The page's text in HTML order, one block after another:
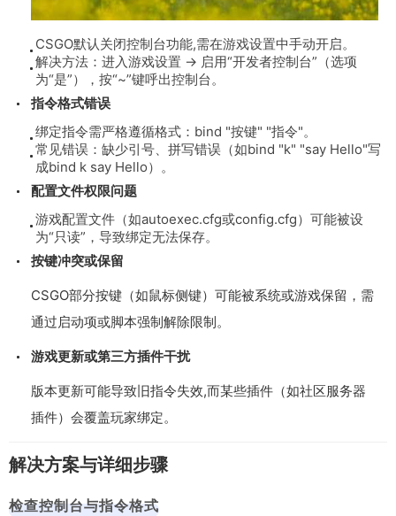
CSGO默认关闭控制台功能,需在游戏设置中手动开启。
解决方法：进入游戏设置 → 启用“开发者控制台”（选项
为“是”），按“~”键呼出控制台。
指令格式错误
绑定指令需严格遵循格式： bind "按键" "指令"。
常见错误：缺少引号、拼写错误（如bind "k" "say Hello"写
成bind k say Hello）。
配置文件权限问题
游戏配置文件（如autoexec.cfg或config.cfg）可能被设
为“只读”，导致绑定无法保存。
按键冲突或保留
CSGO部分按键（如鼠标侧键）可能被系统或游戏保留，需
通过启动项或脚本强制解除限制。
游戏更新或第三方插件干扰
版本更新可能导致旧指令失效,而某些插件（如社区服务器
插件）会覆盖玩家绑定。
解决方案与详细步骤
检查控制台与指令格式